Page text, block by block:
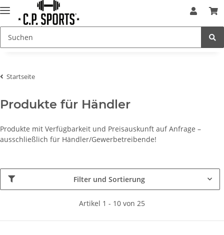
Startseite
Produkte für Händler
Produkte mit Verfügbarkeit und Preisauskunft auf Anfrage –
ausschließlich für Händler/Gewerbetreibende!
Filter und Sortierung
Artikel 1 - 10 von 25